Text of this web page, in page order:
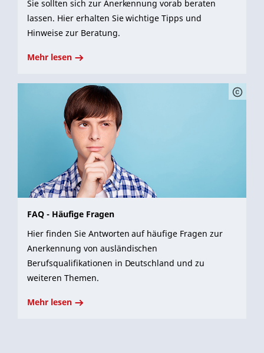
Sie sollten sich zur Anerkennung vorab beraten
lassen. Hier erhalten Sie wichtige Tipps und
Hinweise zur Beratung.
Mehr lesen
FAQ - Häufige Fragen
Hier finden Sie Antworten auf häufige Fragen zur
Anerkennung von ausländischen
Berufsqualifikationen in Deutschland und zu
weiteren Themen.
Mehr lesen